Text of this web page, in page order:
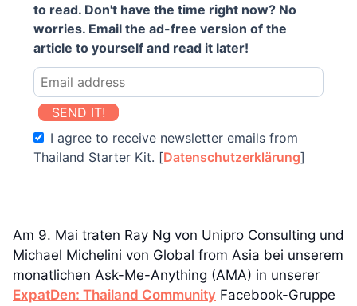
to read. Don't have the time right now? No
worries. Email the ad-free version of the
article to yourself and read it later!
SEND IT!
I agree to receive newsletter emails from
Thailand Starter Kit. [Datenschutzerklärung]
Am 9. Mai traten Ray Ng von Unipro Consulting und
Michael Michelini von Global from Asia bei unserem
monatlichen Ask-Me-Anything (AMA) in unserer
ExpatDen: Thailand Community Facebook-Gruppe